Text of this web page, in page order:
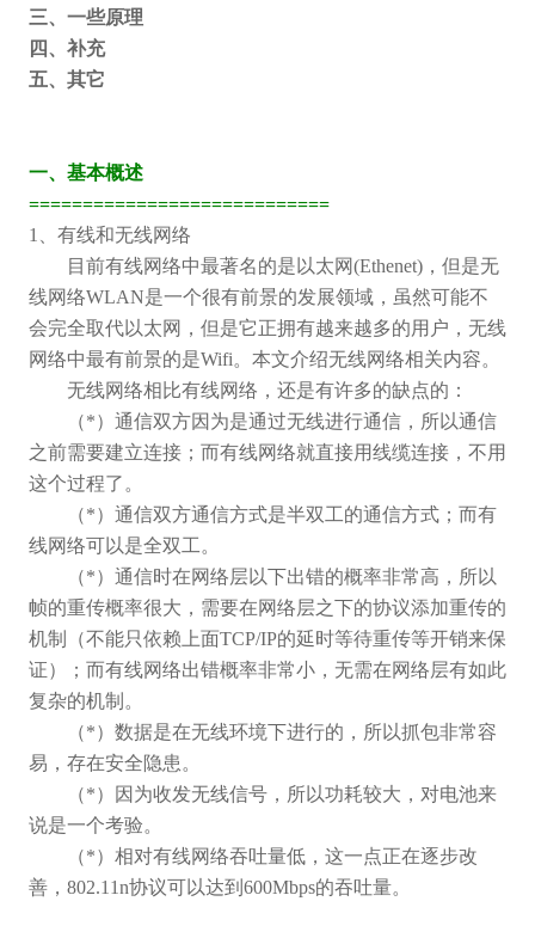
三、一些原理
四、补充
五、其它
一、基本概述
============================
1
、有线和无线网络
目前有线网络中最著名的是以太网(Ethenet) ，但是无
线网络WLAN是一个很有前景的发展领域，虽然可能不
会完全取代以太网，但是它正拥有越来越多的用户，无线
网络中最有前景的是Wifi。本文介绍无线网络相关内容。
无线网络相比有线网络，还是有许多的缺点的：
（*）通信双方因为是通过无线进行通信，所以通信
之前需要建立连接；而有线网络就直接用线缆连接，不用
这个过程了。
（*）通信双方通信方式是半双工的通信方式；而有
线网络可以是全双工。
（*）通信时在网络层以下出错的概率非常高，所以
帧的重传概率很大，需要在网络层之下的协议添加重传的
机制（不能只依赖上面TCP/IP的延时等待重传等开销来保
证）；而有线网络出错概率非常小，无需在网络层有如此
复杂的机制。
（*）数据是在无线环境下进行的，所以抓包非常容
易，存在安全隐患。
（*）因为收发无线信号，所以功耗较大，对电池来
说是一个考验。
（*）相对有线网络吞吐量低，这一点正在逐步改
善， 802.11n协议可以达到 600Mbps的吞吐量。